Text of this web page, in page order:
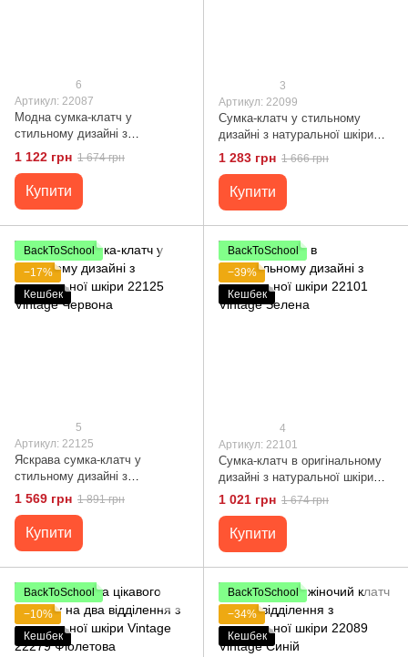
6
Артикул: 22087
Модна сумка-клатч у
стильному дизайні з
натуральної шкіри 22087
Vintage Сіро-блакитна
1 122 грн 1 674 грн
Купити
3
Артикул: 22099
Сумка-клатч у стильному
дизайні з натуральної шкіри
22099 Vintage Сіра
1 283 грн 1 666 грн
Купити
BackToSchool
−17%
Кешбек
5
Артикул: 22125
Яскрава сумка-клатч у
стильному дизайні з
натуральної шкіри 22125
Vintage Червона
1 569 грн 1 891 грн
Купити
BackToSchool
−39%
Кешбек
4
Артикул: 22101
Сумка-клатч в оригінальному
дизайні з натуральної шкіри
22101 Vintage Зелена
1 021 грн 1 674 грн
Купити
BackToSchool
−10%
Кешбек
BackToSchool
−34%
Кешбек